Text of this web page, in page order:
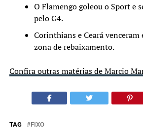
O Flamengo goleou o Sport e
pelo G4.
Corinthians e Ceará venceram
zona de rebaixamento.
Confira outras matérias de Marcio
TAG FIXO